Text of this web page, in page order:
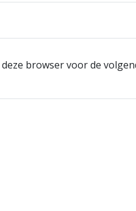
browser voor de